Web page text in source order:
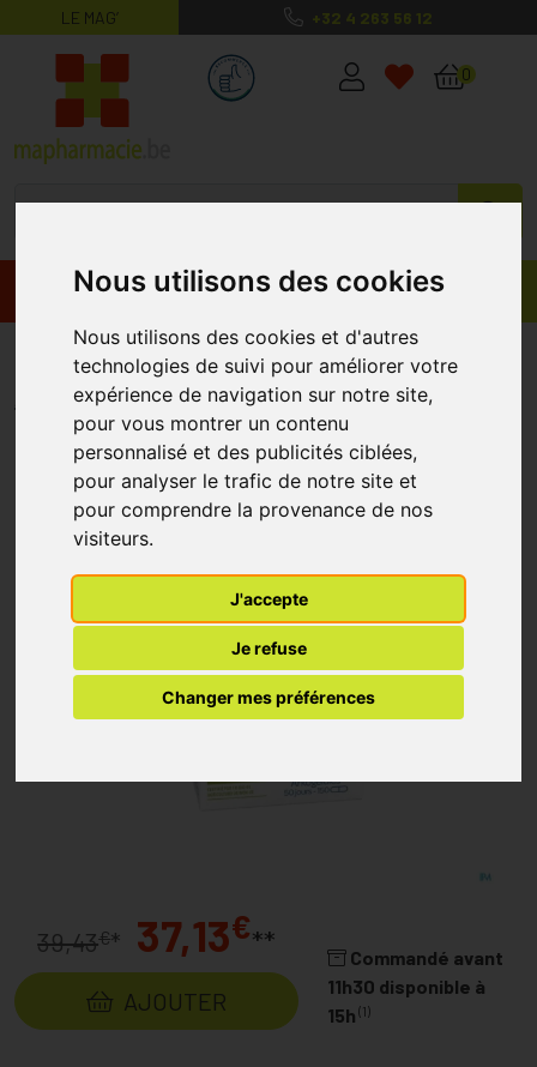
Nous utilisons des cookies
Nous utilisons des cookies et d'autres
technologies de suivi pour améliorer votre
expérience de navigation sur notre site,
pour vous montrer un contenu
personnalisé et des publicités ciblées,
pour analyser le trafic de notre site et
pour comprendre la provenance de nos
visiteurs.
J'accepte
Je refuse
Changer mes préférences
LE MAG’ +32 4 263 56 12
MaPharmacie.be ma santé, mes
0
Promos Produits
Arkogelules Rhodiole 150 Gélules
ARKOGÉLULES
39,43€* 37,13€**
AJOUTER
Commandé avant
11h30 disponible à
15h (1)